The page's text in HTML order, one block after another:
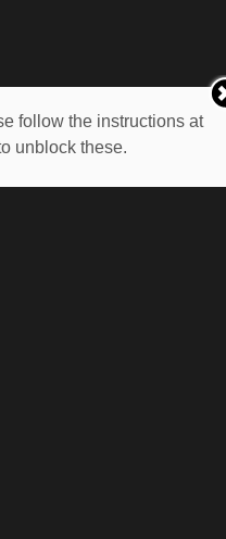
follow the instructions at
unblock these.